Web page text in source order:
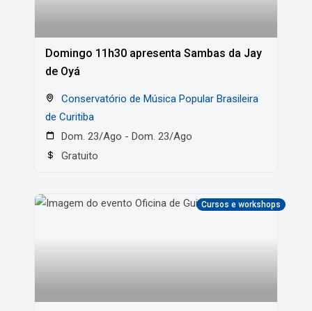
Domingo 11h30 apresenta Sambas da Jay
de Oyá
de Curitiba
Dom. 23/Ago - Dom. 23/Ago
Gratuito
Cursos e workshops